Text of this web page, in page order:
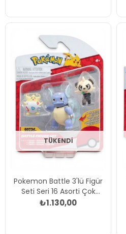
TÜKENDI
Pokemon Battle 3'lü Figür
Seti Seri 16 Asorti Çok
Renkli
₺1.130,00